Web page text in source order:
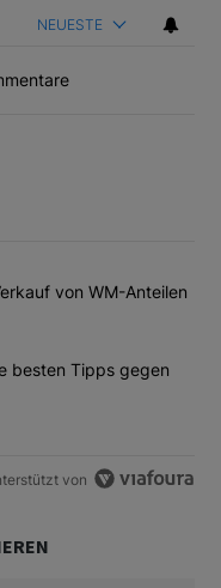
NEUESTE
kommentierten
Pläne für den
von WM-Anteilen
in der Schweiz: Die
besten Tipps gegen
von